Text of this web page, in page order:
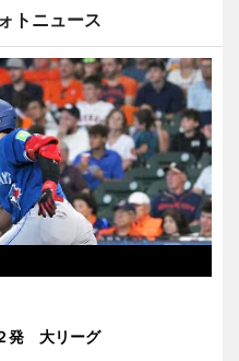
トニュース
発 大リーグ